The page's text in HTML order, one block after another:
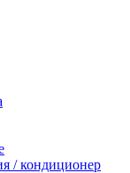
/ кондиционер